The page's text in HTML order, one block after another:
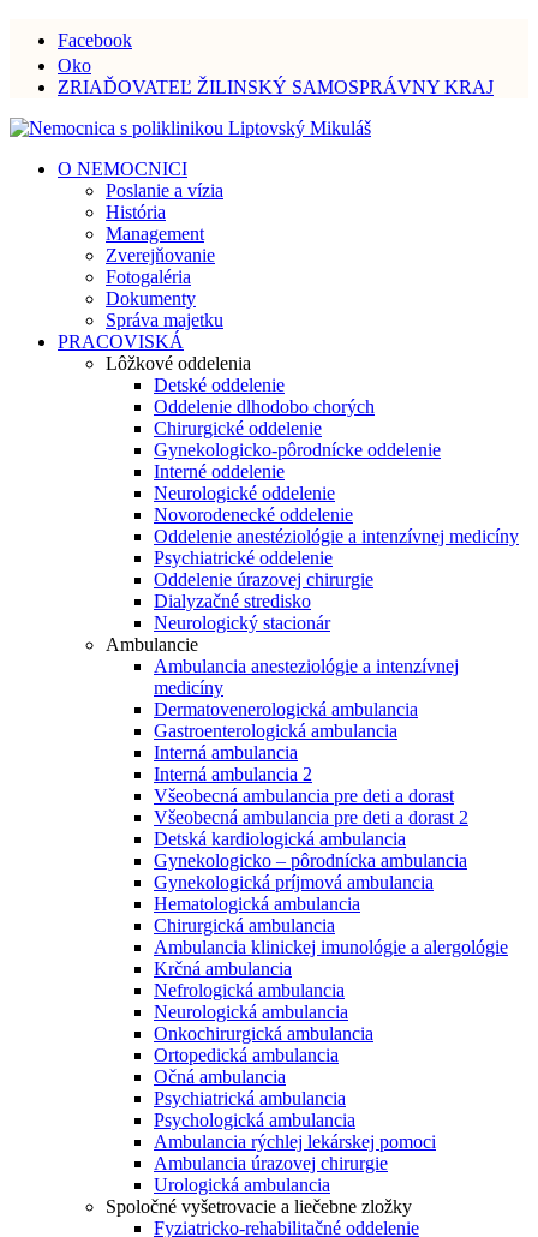
Facebook
Oko
ZRIAĎOVATEĽ ŽILINSKÝ SAMOSPRÁVNY KRAJ
O NEMOCNICI
Poslanie a vízia
História
Management
Zverejňovanie
Fotogaléria
Dokumenty
Správa majetku
PRACOVISKÁ
Lôžkové oddelenia
Detské oddelenie
Oddelenie dlhodobo chorých
Chirurgické oddelenie
Gynekologicko-pôrodnícke oddelenie
Interné oddelenie
Neurologické oddelenie
Novorodenecké oddelenie
Oddelenie anestéziológie a intenzívnej medicíny
Psychiatrické oddelenie
Oddelenie úrazovej chirurgie
Dialyzačné stredisko
Neurologický stacionár
Ambulancie
Ambulancia anesteziológie a intenzívnej
medicíny
Dermatovenerologická ambulancia
Gastroenterologická ambulancia
Interná ambulancia
Interná ambulancia 2
Všeobecná ambulancia pre deti a dorast
Všeobecná ambulancia pre deti a dorast 2
Detská kardiologická ambulancia
Gynekologicko – pôrodnícka ambulancia
Gynekologická príjmová ambulancia
Hematologická ambulancia
Chirurgická ambulancia
Ambulancia klinickej imunológie a alergológie
Krčná ambulancia
Nefrologická ambulancia
Neurologická ambulancia
Onkochirurgická ambulancia
Ortopedická ambulancia
Očná ambulancia
Psychiatrická ambulancia
Psychologická ambulancia
Ambulancia rýchlej lekárskej pomoci
Ambulancia úrazovej chirurgie
Urologická ambulancia
Spoločné vyšetrovacie a liečebne zložky
Fyziatricko-rehabilitačné oddelenie